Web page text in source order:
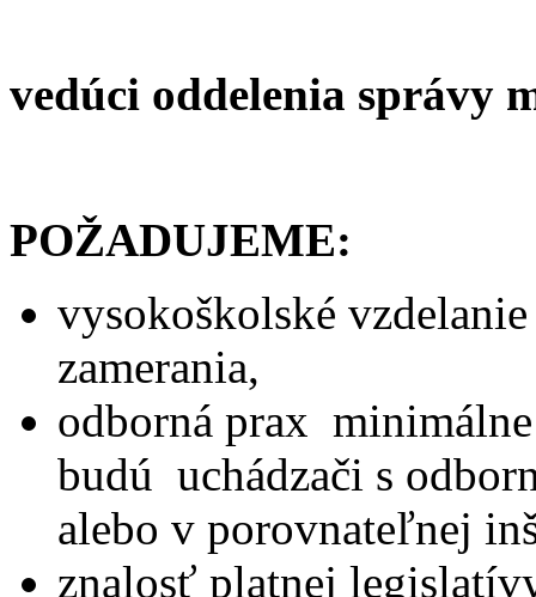
vedúci oddelenia správy
POŽADUJEME:
vysokoškolské
zamerania,
odborná prax
budú uchádzači s
alebo v porovnateľnej
znalosť platnej